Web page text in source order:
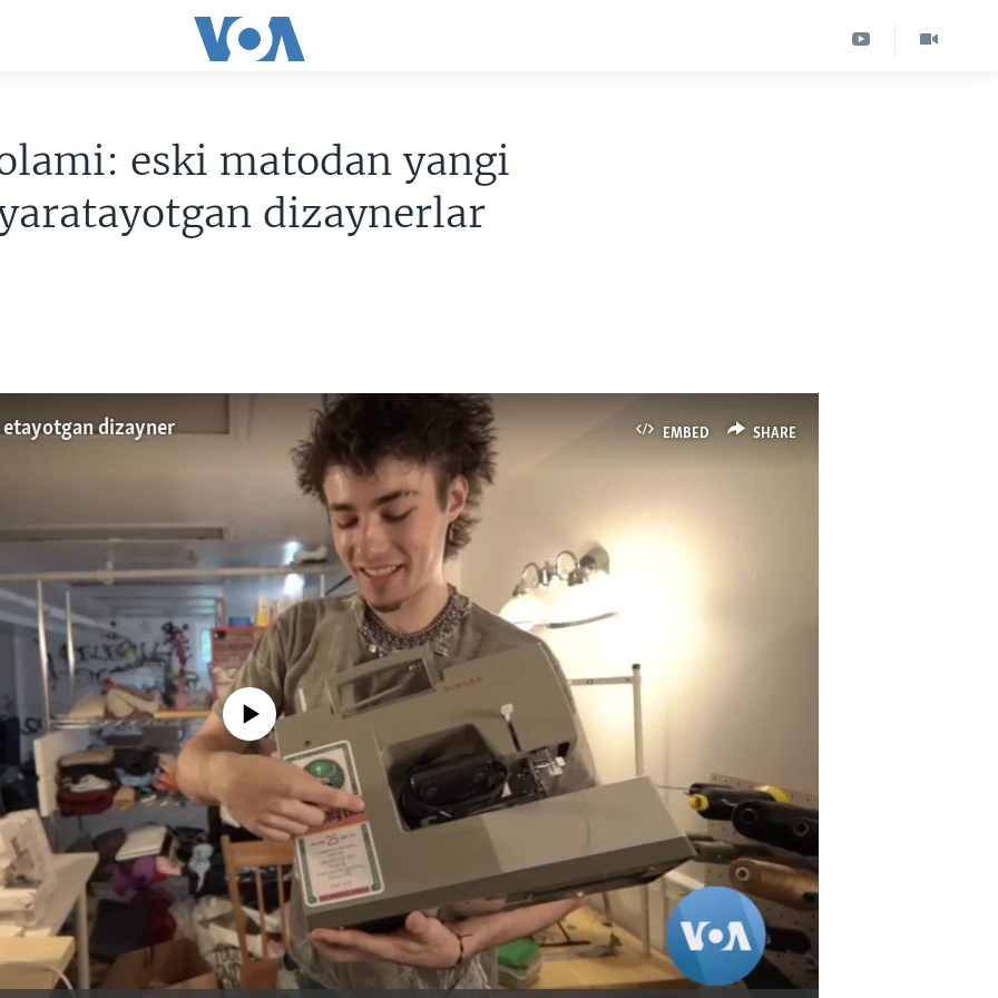
eski matodan yangi
dizaynerlar
EMBED SHARE
dizayner
No media source currently available